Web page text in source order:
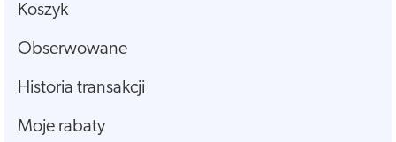
Koszyk
Obserwowane
Historia transakcji
Moje rabaty